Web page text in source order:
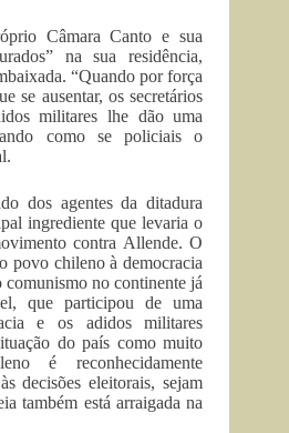
Câmara Canto e sua
na sua residência,
“Quando por força
se ausentar, os secretários
militares lhe dão uma
como se policiais o
dos agentes da ditadura
ingrediente que levaria o
contra Allende. O
povo chileno à democracia
no continente já
que participou de uma
e os adidos militares
do país como muito
é reconhecidamente
decisões eleitorais, sejam
também está arraigada na